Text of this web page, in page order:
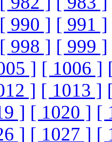
[ 990 ] [ 991 ]
[ 998 ] [ 999 ]
] [ 1006 ]
] [ 1013 ]
] [ 1020 ] [
] [ 1027 ] [